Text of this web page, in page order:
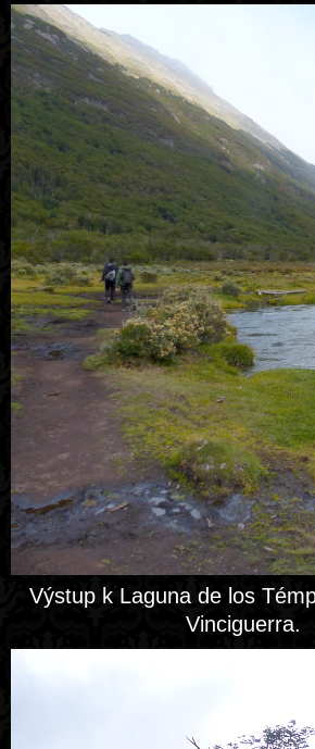
Výstup k Laguna de los
Vinciguerra.